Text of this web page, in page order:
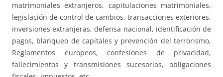
matrimoniales extranjeros, capitulaciones matrimoniales,
legislación de control de cambios, transacciones exteriores,
inversiones extranjeras, defensa nacional, identificación de
pagos, blanqueo de capitales y prevención del terrorismo,
Reglamentos europeos, confesiones de privacidad,
fallecimientos y transmisiones sucesorias, obligaciones